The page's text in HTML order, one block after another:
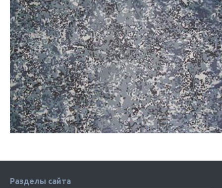
Разделы сайта